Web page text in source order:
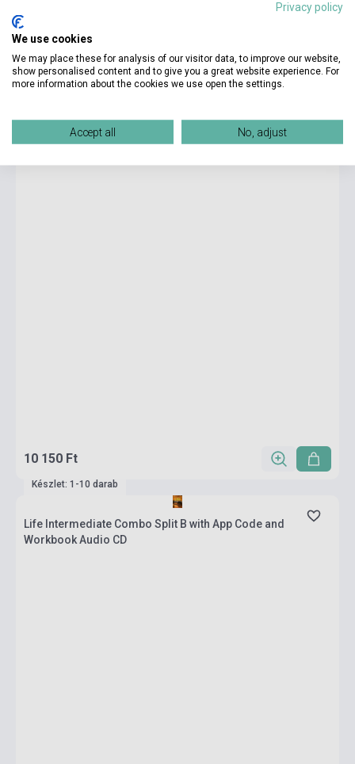
10 150 Ft
Készlet: 1-10 darab
Workbook Audio CD
10 150 Ft
Készlet: 1-10 darab
Life Intermediate Combo Split B with App Code and
Workbook Audio CD
Privacy policy
We use cookies
We may place these for analysis of our visitor data, to improve our website,
show personalised content and to give you a great website experience. For
more information about the cookies we use open the settings.
Accept all No, adjust